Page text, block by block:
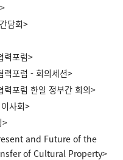
담회>
력포럼>
력포럼 - 회의세션>
력포럼 한일 정부간 회의>
사회>
>
and Future of the
of Cultural Property>